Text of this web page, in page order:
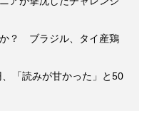
？ ブラジル、タイ産鶏
「読みが甘かった」と50